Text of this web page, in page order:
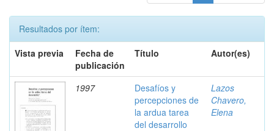
Resultados por ítem:
Vista previa
Fecha de
publicación
Título Autor(es)
1997
Desafíos y
percepciones de
la ardua tarea
del desarrollo
Lazos
Chavero,
Elena